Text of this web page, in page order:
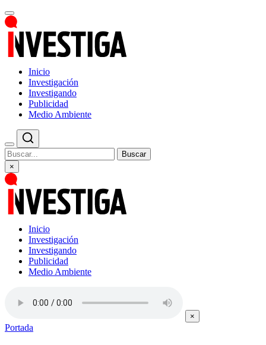
Inicio
Investigación
Investigando
Publicidad
Medio Ambiente
Buscar
×
Inicio
Investigación
Investigando
Publicidad
Medio Ambiente
×
Portada